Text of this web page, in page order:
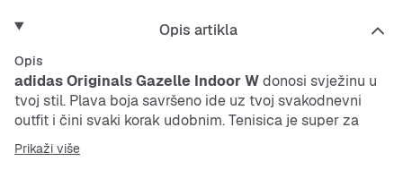
Opis artikla
Opis
adidas Originals Gazelle Indoor Wdonosi svježinu u
tvoj stil. Plava boja savršeno ide uz tvoj svakodnevni
outfit i čini svaki korak udobnim. Tenisica je super za
unutra i van, bilo da se viđaš s prijateljima ili samo
chilliraš.
Prikaži više